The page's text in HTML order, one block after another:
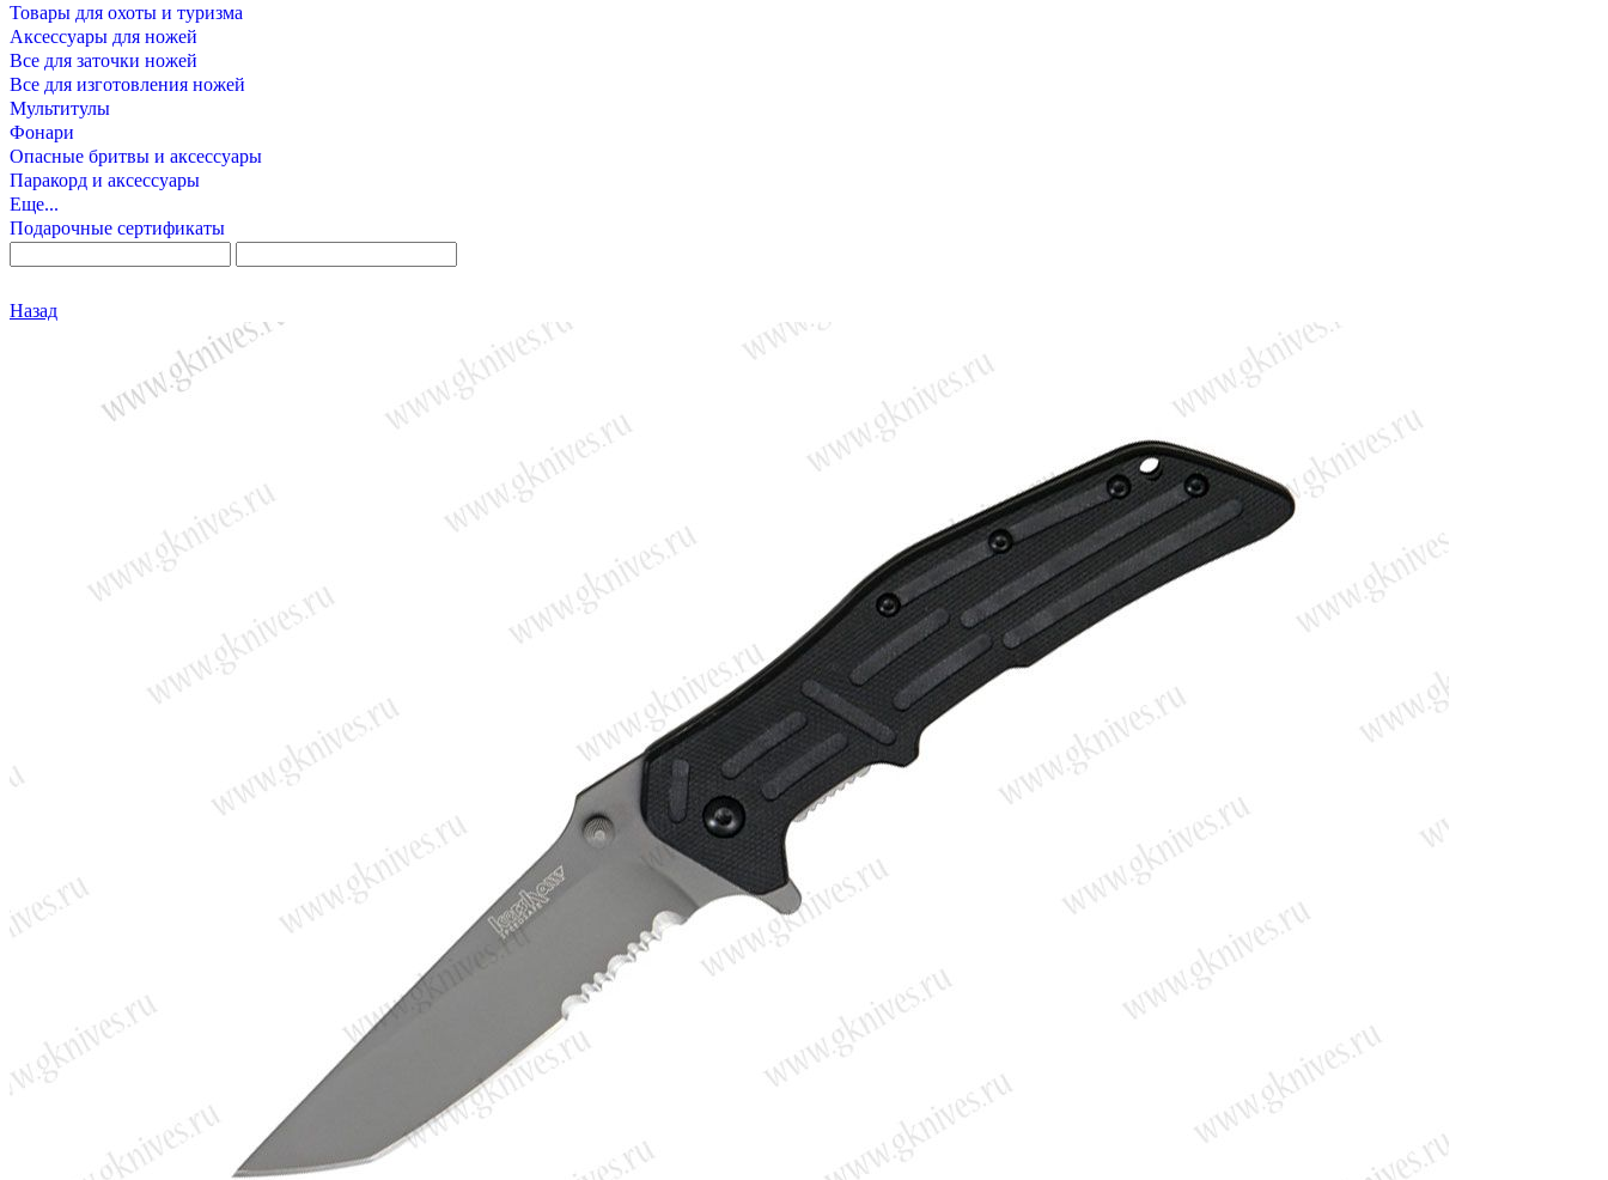
Товары для охоты и туризма
Аксессуары для ножей
Все для заточки ножей
Все для изготовления ножей
Мультитулы
Фонари
Опасные бритвы и аксессуары
Паракорд и аксессуары
Еще...
Подарочные сертификаты
Назад